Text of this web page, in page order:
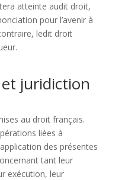
atteinte audit droit,
pour l’avenir à
ledit droit
juridiction
au droit français.
liées à
des présentes
tant leur
exécution, leur